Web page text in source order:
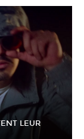
LEUR